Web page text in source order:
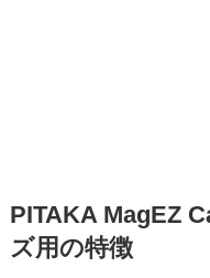
PITAKA MagEZ
ズ用の特徴